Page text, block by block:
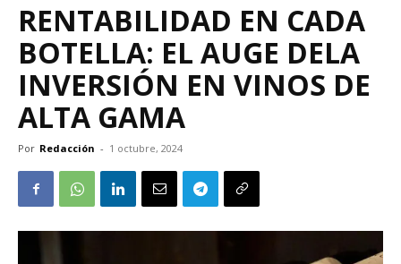
RENTABILIDAD EN CADA
BOTELLA: EL AUGE DELA
INVERSIÓN EN VINOS DE
ALTA GAMA
Por Redacción - 1 octubre, 2024